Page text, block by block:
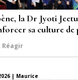
la Dr Jyoti
sa culture de
Réagir
| Maurice